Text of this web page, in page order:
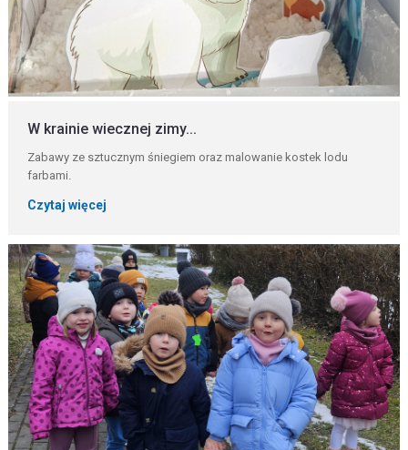
W krainie wiecznej zimy...
Zabawy ze sztucznym śniegiem oraz malowanie kostek lodu
farbami.
Czytaj więcej